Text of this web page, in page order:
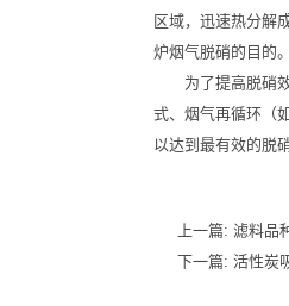
区域，迅速热分解
炉烟气脱硝的目的。
为了提高脱硝效
式、烟气再循环（
以达到最有效的脱
上一篇: 滤料品
下一篇: 活性炭